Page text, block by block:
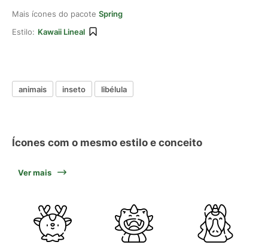
Mais ícones do pacote Spring
Estilo: Kawaii Lineal
animais inseto libélula
Ícones com o mesmo estilo e conceito
Ver mais